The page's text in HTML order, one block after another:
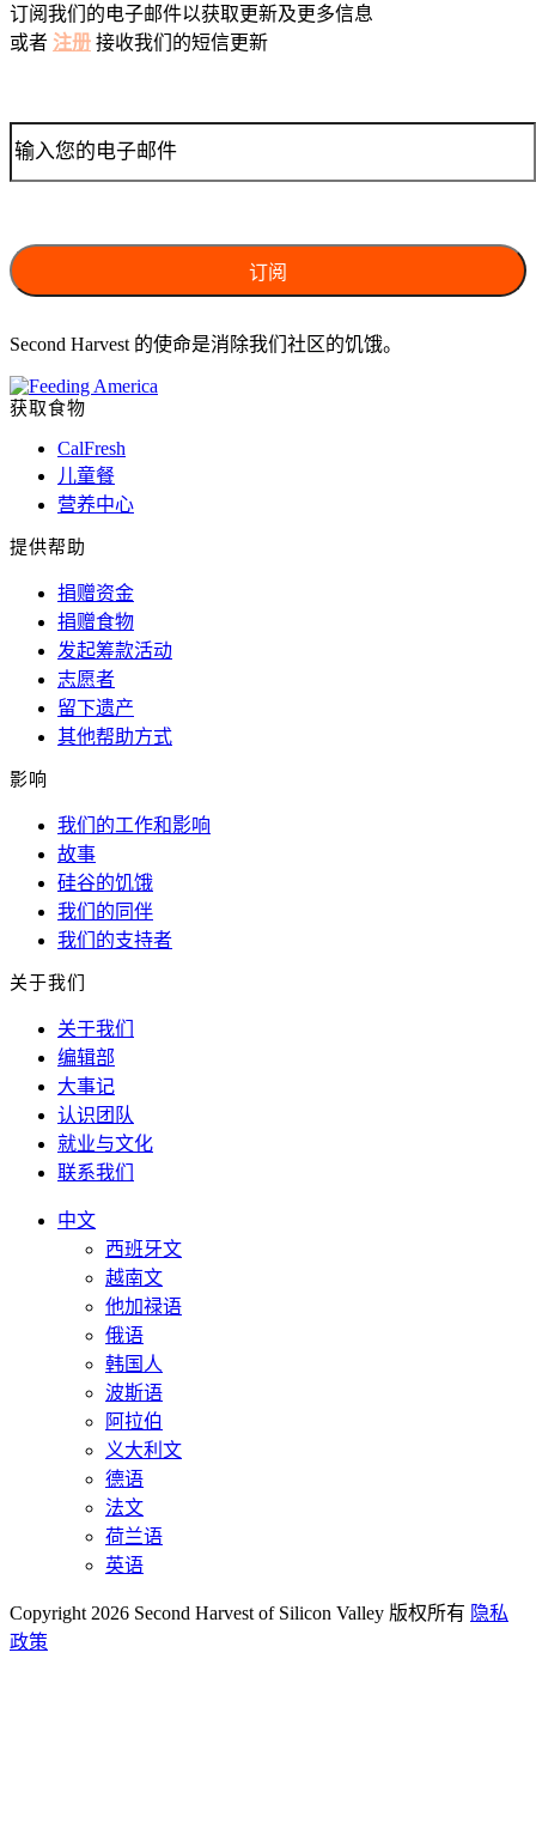
订阅我们的电子邮件以获取更新及更多信息
或者 注册 接收我们的短信更新
Second Harvest 的使命是消除我们社区的饥饿。
获取食物
CalFresh
儿童餐
营养中心
提供帮助
捐赠资金
捐赠食物
发起筹款活动
志愿者
留下遗产
其他帮助方式
影响
我们的工作和影响
故事
硅谷的饥饿
我们的同伴
我们的支持者
关于我们
关于我们
编辑部
大事记
认识团队
就业与文化
联系我们
中文
西班牙文
越南文
他加禄语
俄语
韩国人
波斯语
阿拉伯
义大利文
德语
法文
荷兰语
英语
Copyright 2026 Second Harvest of Silicon Valley 版权所有 隐私
政策